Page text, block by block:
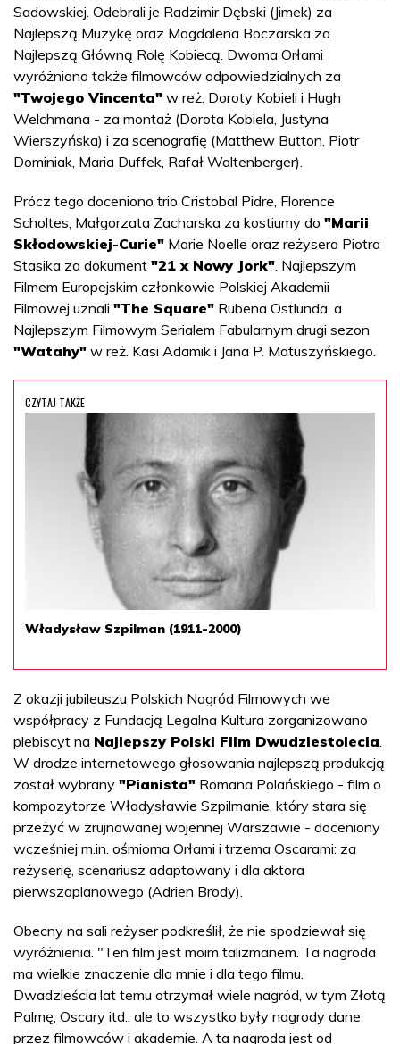
Sadowskiej. Odebrali je Radzimir Dębski (Jimek) za
Najlepszą Muzykę oraz Magdalena Boczarska za
Najlepszą Główną Rolę Kobiecą. Dwoma Orłami
wyróżniono także filmowców odpowiedzialnych za
"Twojego Vincenta" w reż. Doroty Kobieli i Hugh
Welchmana - za montaż (Dorota Kobiela, Justyna
Wierszyńska) i za scenografię (Matthew Button, Piotr
Dominiak, Maria Duffek, Rafał Waltenberger).
Prócz tego doceniono trio Cristobal Pidre, Florence
Scholtes, Małgorzata Zacharska za kostiumy do "Marii
Skłodowskiej-Curie" Marie Noelle oraz reżysera Piotra
Stasika za dokument "21 x Nowy Jork" . Najlepszym
Filmem Europejskim członkowie Polskiej Akademii
Filmowej uznali "The Square" Rubena Ostlunda, a
Najlepszym Filmowym Serialem Fabularnym drugi sezon
"Watahy" w reż. Kasi Adamik i Jana P. Matuszyńskiego.
CZYTAJ TAKŻE
Władysław Szpilman (1911-2000)
Z okazji jubileuszu Polskich Nagród Filmowych we
współpracy z Fundacją Legalna Kultura zorganizowano
plebiscyt na Najlepszy Polski Film Dwudziestolecia
W drodze internetowego głosowania najlepszą produkcją
został wybrany "Pianista" Romana Polańskiego - film o
kompozytorze Władysławie Szpilmanie, który stara się
przeżyć w zrujnowanej wojennej Warszawie - doceniony
wcześniej m.in. ośmioma Orłami i trzema Oscarami: za
reżyserię, scenariusz adaptowany i dla aktora
pierwszoplanowego (Adrien Brody).
Obecny na sali reżyser podkreślił, że nie spodziewał się
wyróżnienia. "Ten film jest moim talizmanem. Ta nagroda
ma wielkie znaczenie dla mnie i dla tego filmu.
Dwadzieścia lat temu otrzymał wiele nagród, w tym Złotą
Palmę, Oscary itd., ale to wszystko były nagrody dane
przez filmowców i akademie. A ta nagroda jest od